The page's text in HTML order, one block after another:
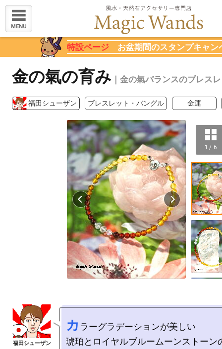
MENU
特設ページ お盆期間のスタンプキャン
金の氣の育み ｜金の氣バランスのブレス
福田シューザン ブレスレット・バングル 金運
1 / 6
カ ラーグラデーションが美しい
琥珀とロイヤルブルームーンストーン